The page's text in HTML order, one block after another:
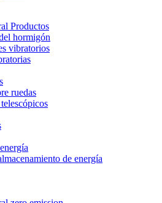
Productos
hormigón
vibratorios
ruedas
de energía